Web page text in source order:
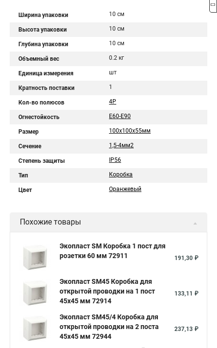
Ширина упаковки 10 см
Высота упаковки 10 см
Глубина упаковки 10 см
Объемный вес 0.2 кг
Единица измерения шт
Кратность поставки 1
Кол-во полюсов 4Р
Огнестойкость E60-E90
Размер 100х100х55мм
Сечение 1,5-4мм2
Степень защиты IP56
Тип Коробка
Цвет Оранжевый
Похожие товары
Экопласт SM Коробка 1 пост для
розетки 60 мм 72911
191,30 ₽
Экопласт SM45 Коробка для
открытой проводки на 1 пост
45х45 мм 72914
133,11 ₽
Экопласт SM45/4 Коробка для
открытой проводки на 2 поста
45х45 мм 72944
237,13 ₽